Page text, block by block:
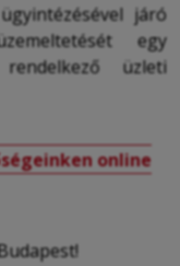
járó
egy
üzleti
online